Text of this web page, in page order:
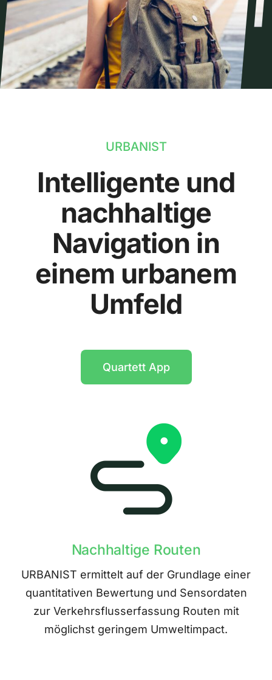
URBANIST
Intelligente und
nachhaltige
Navigation in
einem urbanem
Umfeld
Quartett App
Nachhaltige Routen
URBANIST ermittelt auf der Grundlage einer
quantitativen Bewertung und Sensordaten
zur Verkehrsflusserfassung Routen mit
möglichst geringem Umweltimpact.